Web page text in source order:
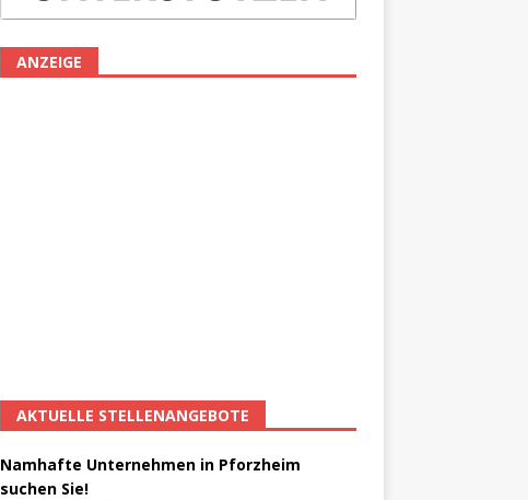
ANZEIGE
AKTUELLE STELLENANGEBOTE
Namhafte Unternehmen in Pforzheim
suchen Sie!